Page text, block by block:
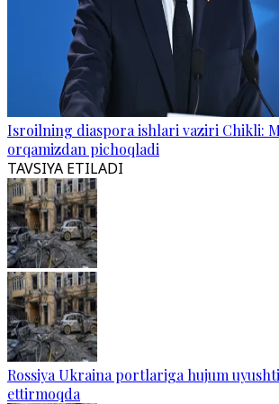
Isroilning diaspora ishlari vaziri Chikli:
orqamizdan pichoqladi
TAVSIYA ETILADI
Rossiya Ukraina portlariga hujum
ettirmoqda